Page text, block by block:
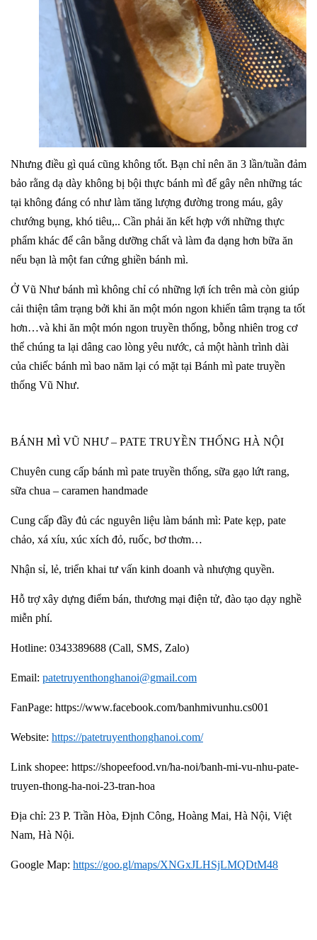
Nhưng điều gì quá cũng không tốt. Bạn chỉ nên ăn 3 lần/tuần đảm
bảo rằng dạ dày không bị bội thực bánh mì để gây nên những tác
tại không đáng có như làm tăng lượng đường trong máu, gây
chướng bụng, khó tiêu,.. Cần phải ăn kết hợp với những thực
phẩm khác để cân bằng dưỡng chất và làm đa dạng hơn bữa ăn
nếu bạn là một fan cứng ghiền bánh mì.
Ở Vũ Như bánh mì không chỉ có những lợi ích trên mà còn giúp
cải thiện tâm trạng bởi khi ăn một món ngon khiến tâm trạng ta tốt
hơn…và khi ăn một món ngon truyền thống, bỗng nhiên trog cơ
thể chúng ta lại dâng cao lòng yêu nước, cả một hành trình dài
của chiếc bánh mì bao năm lại có mặt tại Bánh mì pate truyền
thống Vũ Như.
BÁNH MÌ VŨ NHƯ – PATE TRUYỀN THỐNG HÀ NỘI
Chuyên cung cấp bánh mì pate truyền thống, sữa gạo lứt rang,
sữa chua – caramen handmade
Cung cấp đầy đủ các nguyên liệu làm bánh mì: Pate kẹp, pate
chảo, xá xíu, xúc xích đỏ, ruốc, bơ thơm…
Nhận sỉ, lẻ, triển khai tư vấn kinh doanh và nhượng quyền.
Hỗ trợ xây dựng điểm bán, thương mại điện tử, đào tạo dạy nghề
miễn phí.
Hotline: 0343389688 (Call, SMS, Zalo)
Email: patetruyenthonghanoi@gmail.com
FanPage: https://www.facebook.com/banhmivunhu.cs001
Website: https://patetruyenthonghanoi.com/
Link shopee: https://shopeefood.vn/ha-noi/banh-mi-vu-nhu-pate-
truyen-thong-ha-noi-23-tran-hoa
Địa chỉ: 23 P. Trần Hòa, Định Công, Hoàng Mai, Hà Nội, Việt
Nam, Hà Nội.
Google Map: https://goo.gl/maps/XNGxJLHSjLMQDtM48